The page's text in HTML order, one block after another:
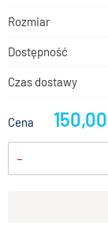
Rozmiar
Dostępność
Czas dostawy
Cena
-